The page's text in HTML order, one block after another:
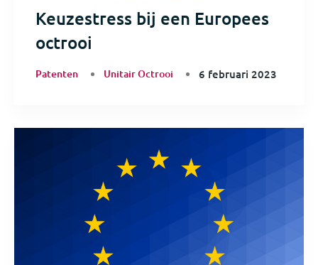
Keuzestress bij een Europees
octrooi
Patenten Unitair Octrooi 6 februari 2023